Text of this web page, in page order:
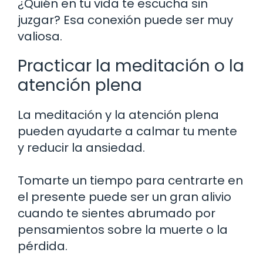
¿Quién en tu vida te escucha sin
juzgar? Esa conexión puede ser muy
valiosa.
Practicar la meditación o la
atención plena
La meditación y la atención plena
pueden ayudarte a calmar tu mente
y reducir la ansiedad.
Tomarte un tiempo para centrarte en
el presente puede ser un gran alivio
cuando te sientes abrumado por
pensamientos sobre la muerte o la
pérdida.